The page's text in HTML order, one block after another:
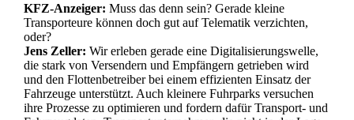
KFZ-Anzeiger: Muss das denn sein? Gerade kleine
Transporteure können doch gut auf Telematik verzichten,
oder?
Jens Zeller: Wir erleben gerade eine Digitalisierungswelle,
die stark von Versendern und Empfängern getrieben wird
und den Flottenbetreiber bei einem effizienten Einsatz der
Fahrzeuge unterstützt. Auch kleinere Fuhrparks versuchen
ihre Prozesse zu optimieren und fordern dafür Transport- und